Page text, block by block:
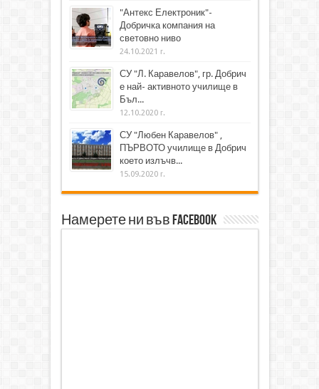
"Антекс Електроник"-
Добричка компания на
световно ниво
24.10.2021 г.
СУ "Л. Каравелов", гр. Добрич
е най- активното училище в
Бъл...
12.10.2020 г.
СУ "Любен Каравелов" ,
ПЪРВОТО училище в Добрич
което излъчв...
15.09.2020 г.
Намерете ни във Facebook